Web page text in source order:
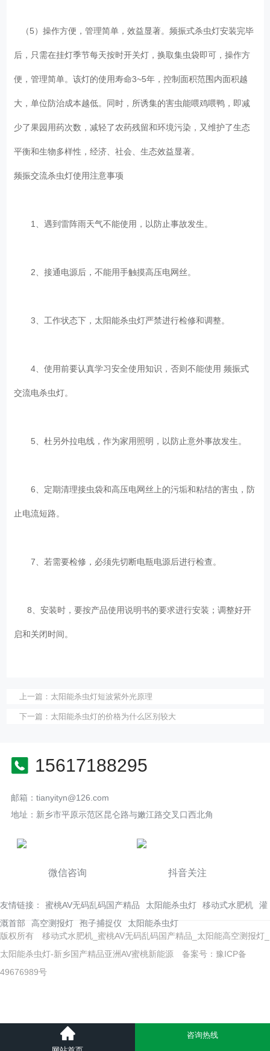
（5）操作方便，管理简单，效益显著。频振式杀虫灯安装完毕
后，只需在挂灯季节每天按时开关灯，换取集虫袋即可，操作方
便，管理简单。该灯的使用寿命3~5年，控制面积范围内面积越
大，单位防治成本越低。同时，所诱集的害虫能喂鸡喂鸭，即减
少了果园用药次数，减轻了农药残留和环境污染，又维护了生态
平衡和生物多样性，经济、社会、生态效益显著。
频振交流杀虫灯使用注意事项
1、遇到雷阵雨天气不能使用，以防止事故发生。
2、接通电源后，不能用手触摸高压电网丝。
3、工作状态下，太阳能杀虫灯严禁进行检修和调整。
4、使用前要认真学习安全使用知识，否则不能使用 频振式
交流电杀虫灯。
5、杜另外拉电线，作为家用照明，以防止意外事故发生。
6、定期清理接虫袋和高压电网丝上的污垢和粘结的害虫，防
止电流短路。
7、若需要检修，必须先切断电瓶电源后进行检查。
8、安装时，要按产品使用说明书的要求进行安装；调整好开
启和关闭时间。
上一篇： 太阳能杀虫灯短波紫外光原理
下一篇： 太阳能杀虫灯的价格为什么区别较大
15617188295
邮箱：tianyityn@126.com
地址：新乡市平原示范区昆仑路与嫩江路交叉口西北角
微信咨询 抖音关注
友情链接： 蜜桃AV无码乱码国产精品 太阳能杀虫灯 移动式水肥机
灌
溉首部
高空测报灯 孢子捕捉仪
太阳能杀虫灯
版权所有 移动式水肥机_蜜桃AV无码乱码国产精品_太阳能高空测报灯_
太阳能杀虫灯-新乡国产精品亚洲AV蜜桃新能源 备案号：豫ICP备
49676989号
咨询热线
久久久久亚洲AV片无码下载蜜桃
水蜜桃在线观看视频免费视频